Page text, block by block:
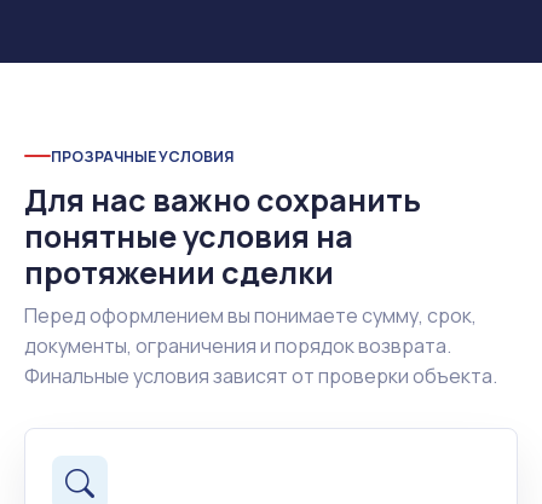
ПРОЗРАЧНЫЕ УСЛОВИЯ
Для нас важно сохранить
понятные условия на
протяжении сделки
Перед оформлением вы понимаете сумму, срок,
документы, ограничения и порядок возврата.
Финальные условия зависят от проверки объекта.